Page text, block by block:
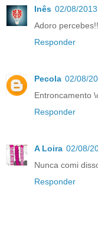
Inês 02/08/
Adoro
Responder
Pecola 02/08/
Entroncamento
Responder
A Loira 02/08/
Nunca comi
Responder